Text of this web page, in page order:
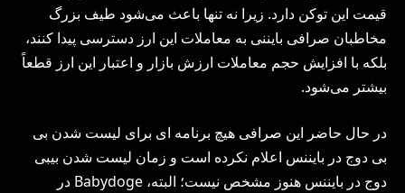
قیمت این توکن دارد. زیرا نه تنها باعث می‌شود طیف بزرگ
مخاطبان صرافی بایننی به معاملات این ارز دسترسی پیدا کنند،
بلکه با افزایش حجم معاملات ارزش بازار و اعتبار این ارز قطعاً
بیشتر می‌شود.
در حال حاضر این صرافی هیچ برنامه ای برای لیست شدن بی
بی دوج در بایننس اعلام نکرده است و زمان لیست شدن بیبی
دوج در بایننس هنوز مشخص نیست؛ البته، Babydoge در